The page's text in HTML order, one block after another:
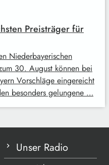
Preisträger für
Niederbayerischen
30. August können bei
Vorschläge eingereicht
besonders gelungene …
Unser Radio